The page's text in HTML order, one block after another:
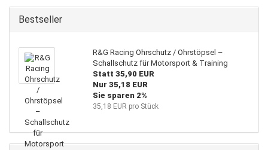
Bestseller
R&G Racing Ohrschutz / Ohrstöpsel –
Schallschutz für Motorsport & Training
Statt 35,90 EUR
Nur 35,18 EUR
Sie sparen 2%
35,18 EUR pro Stück